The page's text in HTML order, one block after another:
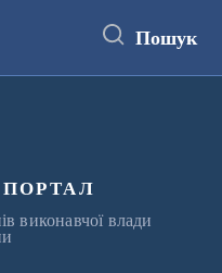
Пошук
виконавчої влади